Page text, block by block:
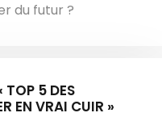
du futur ?
TOP 5 DES
EN VRAI CUIR »